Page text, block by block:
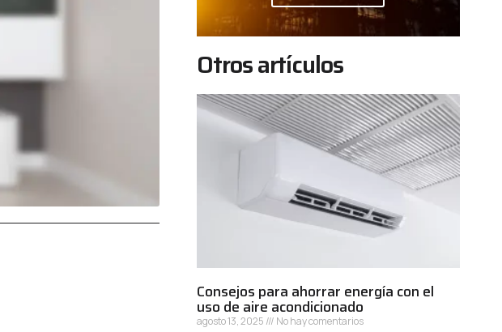
Otros artículos
Consejos para ahorrar energía con el
uso de aire acondicionado
agosto 13, 2025 No hay comentarios